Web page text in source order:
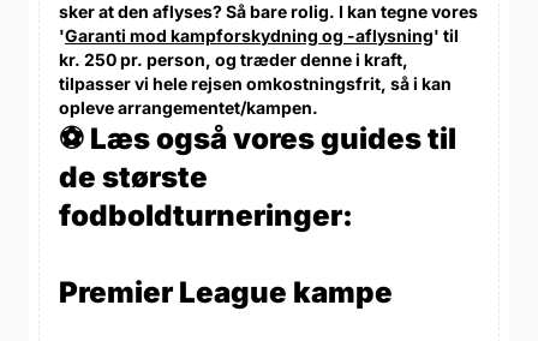
sker at den aflyses? Så bare rolig. I kan tegne vores
'Garanti mod kampforskydning og -aflysning' til
kr. 250 pr. person, og træder denne i kraft,
tilpasser vi hele rejsen omkostningsfrit, så i kan
opleve arrangementet/kampen.
⚽ Læs også vores guides til
de største
fodboldturneringer:
Premier League kampe